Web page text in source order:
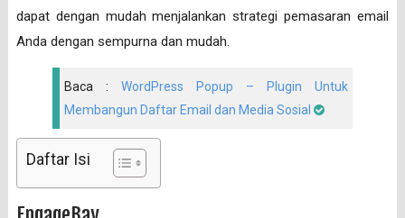
dapat dengan mudah menjalankan strategi pemasaran email
Anda dengan sempurna dan mudah.
Baca : WordPress Popup – Plugin Untuk
Membangun Daftar Email dan Media Sosial
Daftar Isi